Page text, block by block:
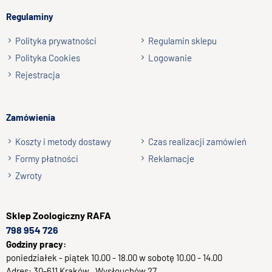
oraz pielęgnic wschodnioafrykańskich.
Wyślij opinię
Regulaminy
Polityka prywatności
Regulamin sklepu
Polityka Cookies
Logowanie
Rejestracja
Zamówienia
Koszty i metody dostawy
Czas realizacji zamówień
Formy płatności
Reklamacje
Zwroty
SklepZoologiczny RAFA
798 954 726
Godziny pracy:
poniedziałek - piątek 10.00 - 18.00 w sobotę 10.00 - 14.00